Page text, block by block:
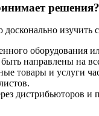
решения?
изучить
оборудования
направлены на
товары и услуги
дистрибьюторов